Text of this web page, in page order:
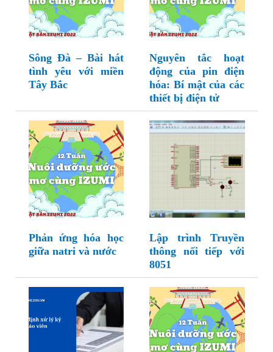
Sông Đà – Bài hát
tình yêu với miền
Tây Bắc
Nguyên tắc hoạt
động của pin điện
hóa: Bí mật của các
thiết bị điện tử
Phản ứng hóa học
giữa natri và nước
Lập trình Truyền
thông nối tiếp với
8051